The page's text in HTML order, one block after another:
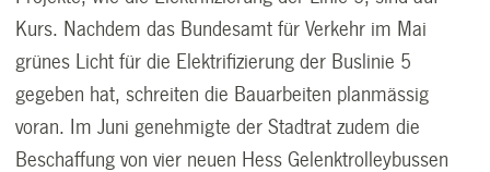
Kurs. Nachdem das Bundesamt für Verkehr im Mai
grünes Licht für die Elektrifizierung der Buslinie 5
gegeben hat, schreiten die Bauarbeiten planmässig
voran. Im Juni genehmigte der Stadtrat zudem die
Beschaffung von vier neuen Hess Gelenktrolleybussen